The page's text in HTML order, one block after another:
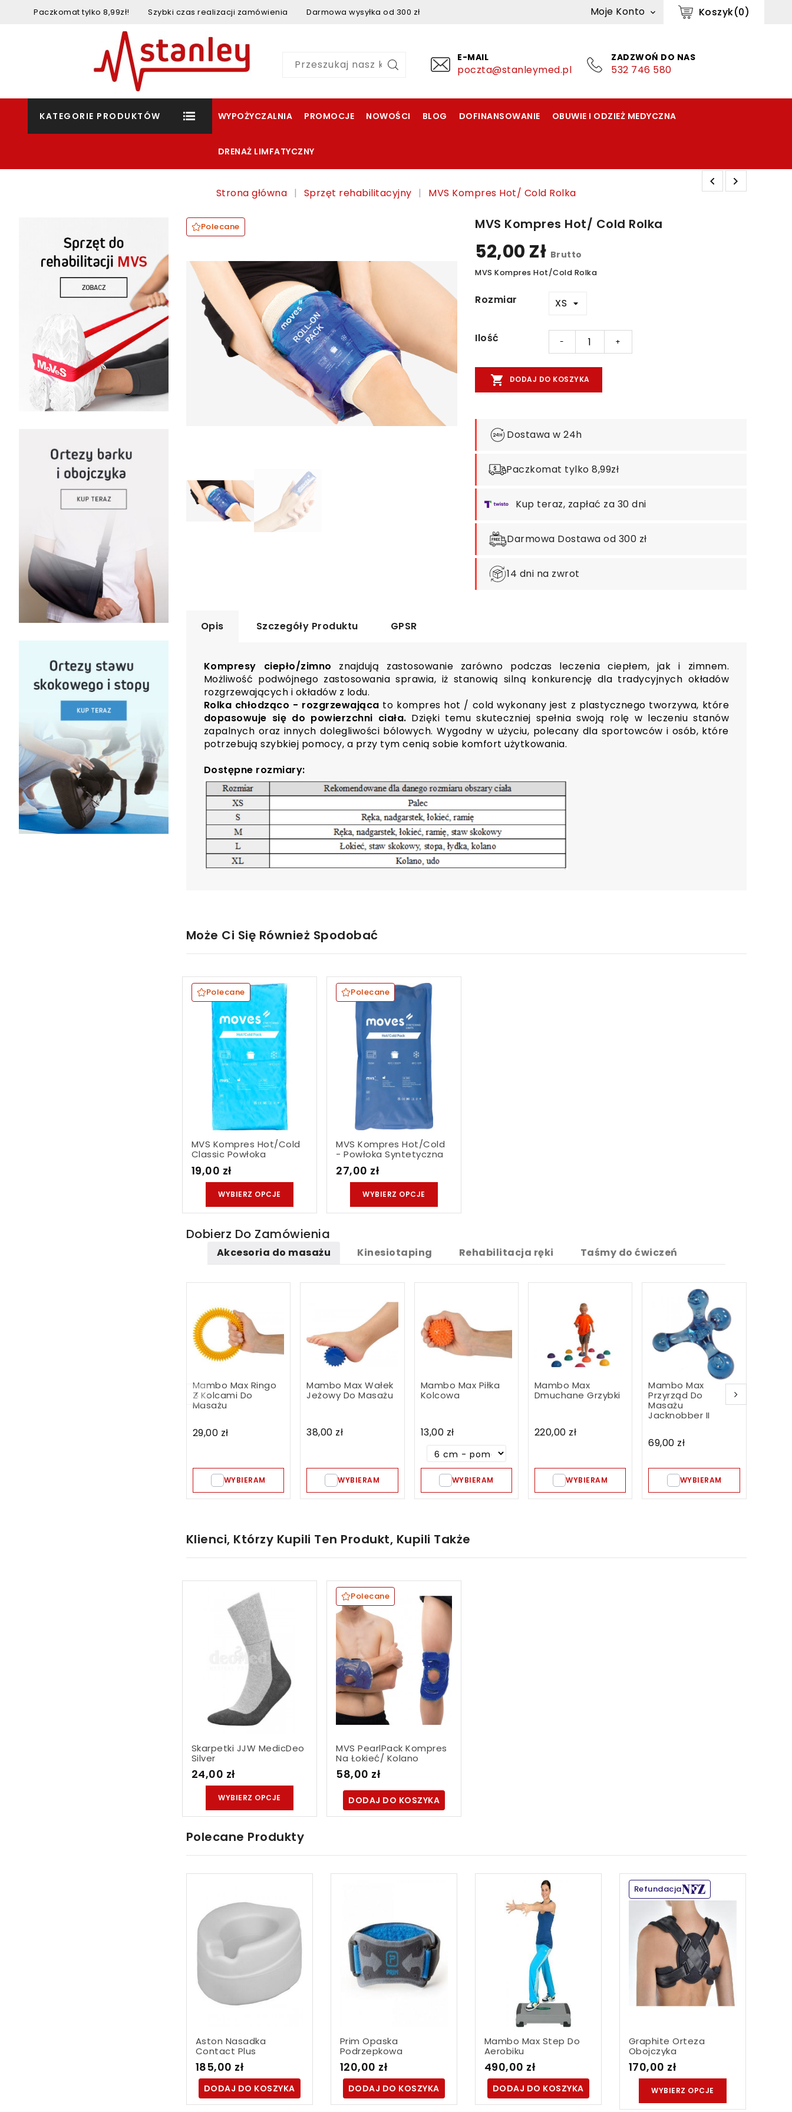
Paczkomat tylko 8,99zł! Szybki czas realizacji zamówienia Darmowa wysyłka od 300 zł Koszyk(0)
Moje Konto 
E-MAIL
poczta@stanleymed.pl
ZADZWOŃ DO NAS
532 746 580
KATEGORIE PRODUKTÓW WYPOŻYCZALNIA PROMOCJE NOWOŚCI BLOG DOFINANSOWANIE OBUWIE I ODZIEŻ MEDYCZNA
DRENAŻ LIMFATYCZNY
Strona główna Sprzęt rehabilitacyjny MVS Kompres Hot/ Cold Rolka
Polecane MVS Kompres Hot/ Cold Rolka
52,00 Zł Brutto
MVS Kompres Hot/Cold Rolka
Rozmiar
Ilość - +
 DODAJ DO KOSZYKA
Dostawa w 24h
Paczkomat tylko 8,99zł
Kup teraz, zapłać za 30 dni
Darmowa Dostawa od 300 zł
14 dni na zwrot
Opis Szczegóły Produktu GPSR
Kompresy ciepło/zimno znajdują zastosowanie zarówno podczas leczenia ciepłem, jak i zimnem.
Możliwość podwójnego zastosowania sprawia, iż stanowią silną konkurencję dla tradycyjnych okładów
rozgrzewających i okładów z lodu.
Rolka chłodząco - rozgrzewająca to kompres hot / cold wykonany jest z plastycznego tworzywa, które
dopasowuje się do powierzchni ciała. Dzięki temu skuteczniej spełnia swoją rolę w leczeniu stanów
zapalnych oraz innych dolegliwości bólowych. Wygodny w użyciu, polecany dla sportowców i osób, które
potrzebują szybkiej pomocy, a przy tym cenią sobie komfort użytkowania.
Dostępne rozmiary:
Może Ci Się Również Spodobać
Polecane
MVS Kompres Hot/cold
Classic Powłoka
Przeźroczysta...
19,00 zł
WYBIERZ OPCJE
Polecane
MVS Kompres Hot/cold
- Powłoka Syntetyczna
Nylonowa...
27,00 zł
WYBIERZ OPCJE
Dobierz Do Zamówienia
Akcesoria do masażu Kinesiotaping Rehabilitacja ręki Taśmy do ćwiczeń
Mambo Max Ringo
Z Kolcami Do
Masażu
29,00 zł
WYBIERAM
Mambo Max Wałek
Jeżowy Do Masażu
38,00 zł
WYBIERAM
Mambo Max Piłka
Kolcowa
13,00 zł
WYBIERAM
Mambo Max
Dmuchane Grzybki
220,00 zł
WYBIERAM
Mambo Max
Przyrząd Do
Masażu
Jacknobber II
69,00 zł
WYBIERAM
Klienci, Którzy Kupili Ten Produkt, Kupili Także
Skarpetki JJW MedicDeo
Silver
24,00 zł
WYBIERZ OPCJE
Polecane
MVS PearlPack Kompres
Na Łokieć/ Kolano
58,00 zł
DODAJ DO KOSZYKA
Polecane Produkty
Aston Nasadka
Contact Plus
185,00 zł
DODAJ DO KOSZYKA
Prim Opaska
Podrzepkowa
120,00 zł
DODAJ DO KOSZYKA
Mambo Max Step Do
Aerobiku
490,00 zł
DODAJ DO KOSZYKA
Refundacja
Graphite Orteza
Obojczyka
170,00 zł
WYBIERZ OPCJE